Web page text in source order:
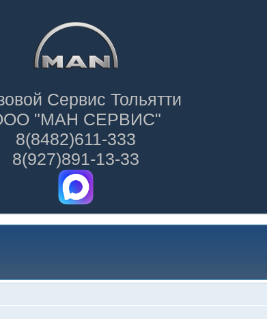
Сервис Тольятти
"МАН СЕРВИС"
8(8482)611-333
8(927)891-13-33